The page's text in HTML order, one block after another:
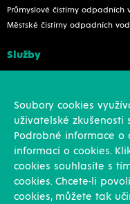
Průmyslové čistírny odpadních
Městské čistírny odpadních vod
Služby
Soubory cookies
uživatelské
Podrobné informace o
informací o cookies.
cookies souhlasíte s
cookies. Chcete-li
cookies, můžete tak